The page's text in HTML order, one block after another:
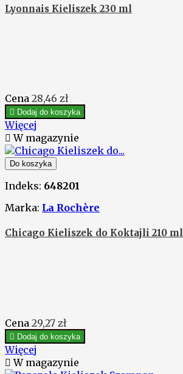
Lyonnais Kieliszek 230 ml
Cena 28,46 zł
 Dodaj do koszyka
Więcej
 W magazynie
Do koszyka
Indeks: 648201
Marka: La Rochère
Chicago Kieliszek do Koktajli 210 ml
Cena 29,27 zł
 Dodaj do koszyka
Więcej
 W magazynie